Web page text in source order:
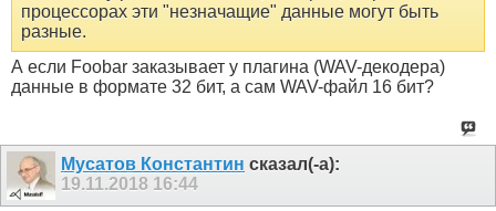
процессорах эти "незначащие" данные могут быть
разные.
А если Foobar заказывает у плагина (WAV-декодера)
данные в формате 32 бит, а сам WAV-файл 16 бит?
Мусатов Константин сказал(-а):
19.11.2018 16:44